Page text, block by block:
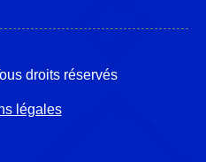
droits réservés
légales